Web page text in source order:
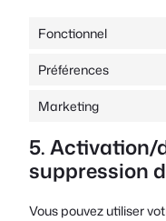
Fonctionnel
Préférences
Marketing
5. Activation/
suppression
Vous pouvez utiliser